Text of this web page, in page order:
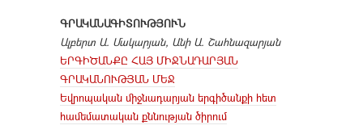
ԳՐԱԿԱՆԱԳԻՏՈՒԹՅՈՒՆ
Ալբերտ Ա. Մակարյան, Անի Ա. Շահնազարյան
ԵՐԳԻԾԱՆՔԸ ՀԱՅ ՄԻՋՆԱԴԱՐՅԱՆ
ԳՐԱԿԱՆՈՒԹՅԱՆ ՄԵՋ
Եվրոպական միջնադարյան երգիծանքի հետ
համեմատական քննության ծիրում